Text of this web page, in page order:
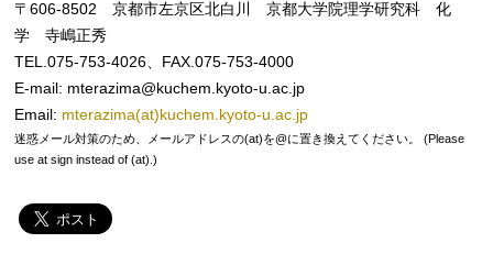
〒606-8502 京都市左京区北白川 京都大学院理学研究科 化
学 寺嶋正秀
TEL.075-753-4026、FAX.075-753-4000
E-mail: mterazima@kuchem.kyoto-u.ac.jp
Email: mterazima(at)kuchem.kyoto-u.ac.jp
迷惑メール対策のため、メールアドレスの(at)を@に置き換えてください。 (Please
use at sign instead of (at).)